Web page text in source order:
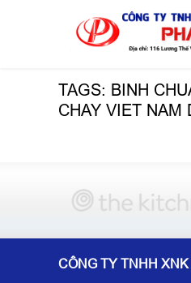
TAGS: BINH
CHAY VIET NAM
CÔNG TY TNHH